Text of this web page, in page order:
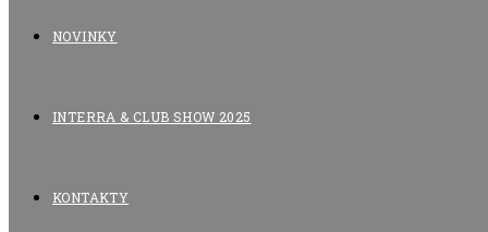
NOVINKY
INTERRA & CLUB SHOW 2025
KONTAKTY